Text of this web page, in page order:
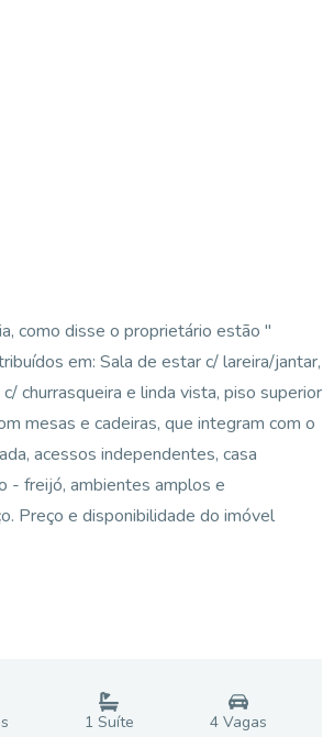
como disse o proprietário estão "
em: Sala de estar c/ lareira/jantar,
churrasqueira e linda vista, piso superior
mesas e cadeiras, que integram com o
acessos independentes, casa
- freijó, ambientes amplos e
Preço e disponibilidade do imóvel
s 1 Suíte 4 Vagas